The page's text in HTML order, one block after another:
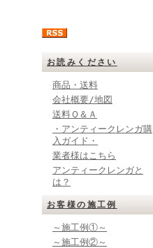
お読みください
商品・送料
会社概要/地図
送料Ｑ＆Ａ
・アンティークレンガ購
入ガイド・
業者様はこちら
アンティークレンガと
は？
お客様の施工例
～施工例①～
～施工例②～